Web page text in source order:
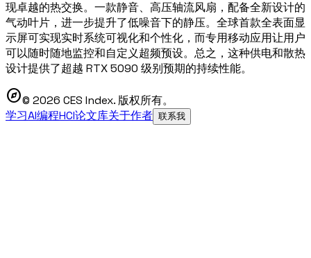
现卓越的热交换。一款静音、高压轴流风扇，配备全新设计的
气动叶片，进一步提升了低噪音下的静压。全球首款全表面显
示屏可实现实时系统可视化和个性化，而专用移动应用让用户
可以随时随地监控和自定义超频预设。总之，这种供电和散热
设计提供了超越 RTX 5090 级别预期的持续性能。
explore© 2026 CES Index. 版权所有。
学习AI编程HCI论文库关于作者 联系我